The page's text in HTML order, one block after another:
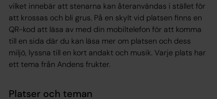
vilket innebär att stenarna kan återanvändas i stället för
att krossas och bli grus. På en skylt vid platsen finns en
QR-kod att läsa av med din mobiltelefon för att komma
till en sida där du kan läsa mer om platsen och dess
miljö, lyssna till en kort andakt och musik. Varje plats har
ett tema från Andens frukter.
Platser och teman